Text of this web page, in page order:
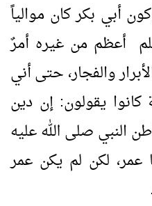
أبي بكر كان موالياً
أعظم من غيره أمرٌ
والفجار، حتى أني
يقولون: إن دين
النبي صلى الله عليه
عمر، لكن لم يكن عمر
.